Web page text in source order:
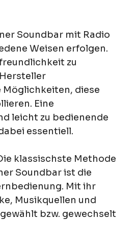
Soundbar mit Radio
Weisen erfolgen.
zu
diese
Eine
leicht zu bedienende
essentiell.
klassischste Methode
Soundbar ist die
Mit ihr
Musikquellen und
bzw. gewechselt